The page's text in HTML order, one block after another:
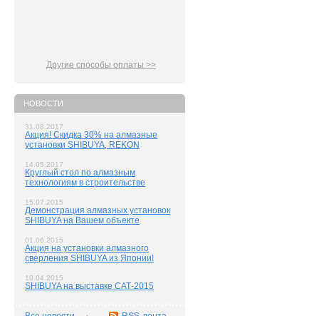
Другие способы оплаты >>
НОВОСТИ
31.08.2017
Акция! Скидка 30% на алмазные
установки SHIBUYA, REKON
14.05.2017
Круглый стол по алмазным
технологиям в строительстве
15.07.2015
Демонстрация алмазных установок
SHIBUYA на Вашем объекте
01.06.2015
Акция на установки алмазного
сверления SHIBUYA из Японии!
10.04.2015
SHIBUYA на выставке САТ-2015